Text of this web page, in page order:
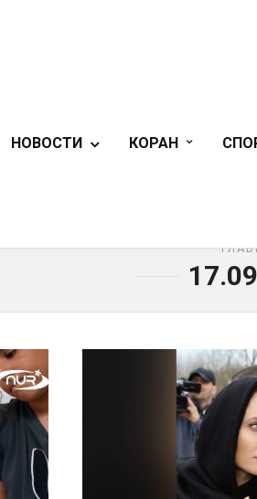
НОВОСТИ КОРАН